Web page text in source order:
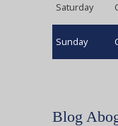
Saturday
Sunday
Blog